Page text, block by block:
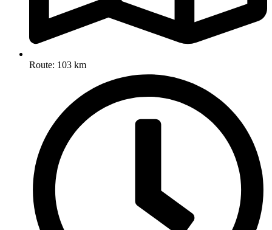
Route: 103 km